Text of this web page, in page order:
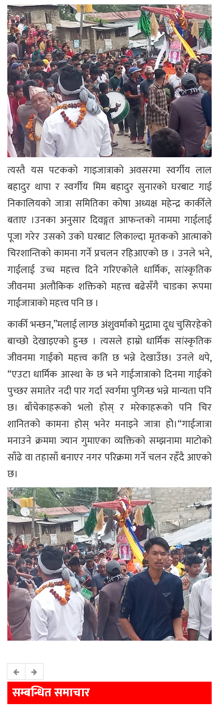
त्यस्तै यस पटकको गाइजात्राको अवसरमा स्वर्गीय लाल
बहादुर थापा र स्वर्गीय मिम बहादुर सुनारको घरबाट गाई
निकालियको जात्रा समितिका कोषा अध्यक्ष महेन्द्र कार्कीले
बताए ।उनका अनुसार दिवङ्गत आफन्तको नाममा गाईलाई
पूजा गरेर उसको उको घरबाट लिकाल्दा मृतकको आत्माको
चिरशान्तिको कामना गर्ने प्रचलन रहिआएको छ । उनले भने,
गाईलाई उच्च महत्त्व दिने गरिएकोले धार्मिक, सांस्कृतिक
जीवनमा अलौकिक शक्तिको महत्त्व बढेसँगै चाडका रूपमा
गाईजात्राको महत्त्व पनि छ ।
कार्की भन्छन,”मलाई लाग्छ अंशुवर्माको मुद्रामा दूध चुसिरहेको
बाच्छो देखाइएको हुन्छ । त्यसले हाम्रो धार्मिक सांस्कृतिक
जीवनमा गाईको महत्त्व कति छ भन्ने देखाउँछ। उनले थपे,
“एउटा धार्मिक आस्था के छ भने गाईजात्राको दिनमा गाईको
पुच्छर समातेर नदी पार गर्दा स्वर्गमा पुगिन्छ भन्ने मान्यता पनि
छ। बाँचेकाहरूको भलो होस् र मरेकाहरूको पनि चिर
शानितको कामना होस् भनेर मनाइने जात्रा होे।“गाईजात्रा
मनाउने क्रममा ज्यान गुमाएका व्यक्तिको सम्झनामा माटोको
साँढे वा तहासाँ बनाएर नगर परिक्रमा गर्ने चलन रहँदै आएको
छ।
सम्बन्धित समाचार